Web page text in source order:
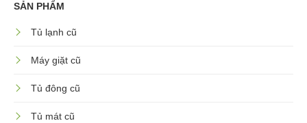
SẢN PHẨM
Tủ lạnh cũ
Máy giặt cũ
Tủ đông cũ
Tủ mát cũ